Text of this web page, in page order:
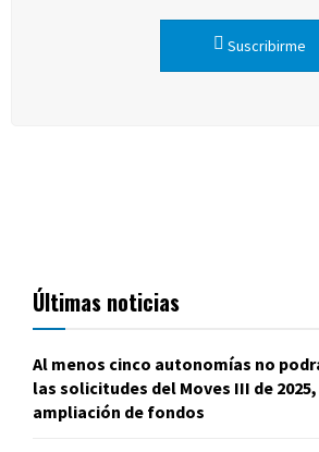
Suscribirme
Últimas noticias
Al menos cinco autonomías no
las solicitudes del Moves III de
ampliación de fondos